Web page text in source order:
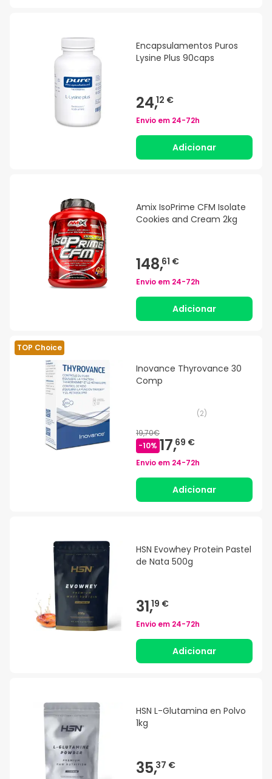
Encapsulamentos Puros
Lysine Plus 90caps
24,12 €
Envio em 24-72h
Adicionar
Amix IsoPrime CFM Isolate
Cookies and Cream 2kg
148,61 €
Envio em 24-72h
Adicionar
TOP Choice
Inovance Thyrovance 30
Comp
(2)
19,70€
-10% 17,69 €
Envio em 24-72h
Adicionar
HSN Evowhey Protein Pastel
de Nata 500g
31,19 €
Envio em 24-72h
Adicionar
HSN L-Glutamina en Polvo
1kg
35,37 €